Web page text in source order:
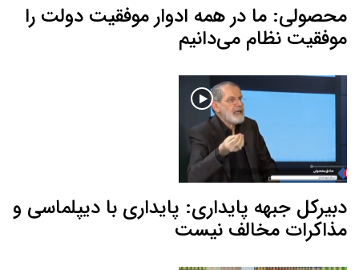
محصولی: ما در همه ادوار موفقیت دولت را
موفقیت نظام می‌دانیم
دبیرکل جبهه پایداری: پایداری با دیپلماسی و
مذاکرات مخالف نیست